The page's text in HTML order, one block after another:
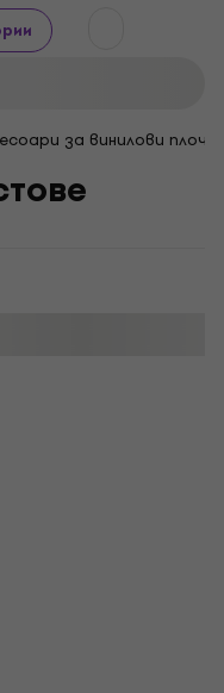
за винилови плочи